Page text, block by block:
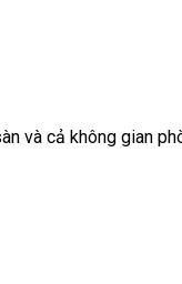
và cả không gian